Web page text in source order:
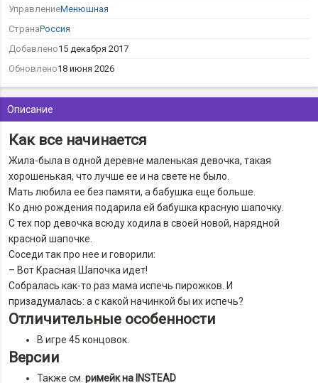
Описание
Как все начинается
Жила-была в одной деревне маленькая девочка, такая
хорошенькая, что лучше ее и на свете не было.
Мать любила ее без памяти, а бабушка еще больше.
Ко дню рождения подарила ей бабушка красную шапочку.
С тех пор девочка всюду ходила в своей новой, нарядной
красной шапочке.
Соседи так про нее и говорили:
– Вот Красная Шапочка идет!
Собралась как-то раз мама испечь пирожков. И
призадумалась: а с какой начинкой бы их испечь?
Отличительные особенности
В игре 45 концовок.
Версии
Также см. римейк на INSTEAD
УправлениеМенюшная
СтранаРоссия
Добавлено15 декабря 2017
Обновлено18 июня 2026